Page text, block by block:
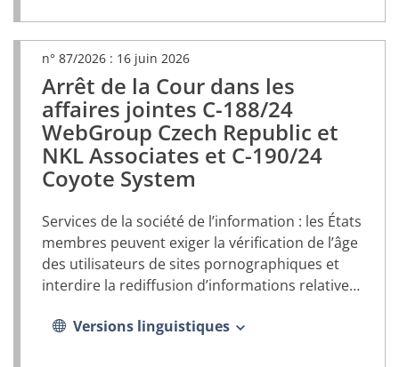
n° 87/2026 : 16 juin 2026
Arrêt de la Cour dans les
affaires jointes C-188/24
WebGroup Czech Republic et
NKL Associates et C-190/24
Coyote System
(document
PDF,
s’ouvrira
dans
un
nouvel
onglet)
Services de la société de l’information : les États
membres peuvent exiger la vérification de l’âge
des utilisateurs de sites pornographiques et
interdire la rediffusion d’informations relatives
Versions linguistiques